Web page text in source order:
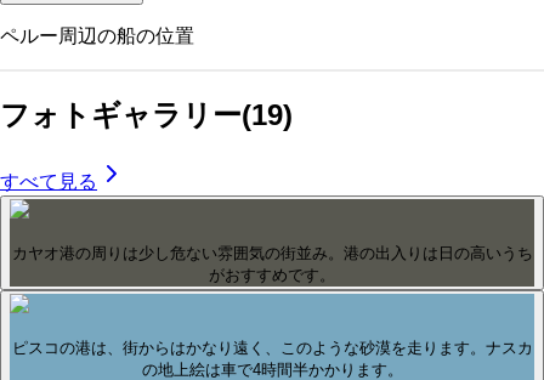
ペルー周辺の船の位置
フォトギャラリー(19)
すべて見る
カヤオ港の周りは少し危ない雰囲気の街並み。港の出入りは日の高いうち
がおすすめです。
ピスコの港は、街からはかなり遠く、このような砂漠を走ります。ナスカ
の地上絵は車で4時間半かかります。